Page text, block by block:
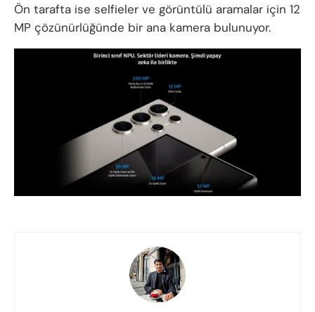
Ön tarafta ise selfieler ve görüntülü aramalar için 12
MP çözünürlüğünde bir ana kamera bulunuyor.